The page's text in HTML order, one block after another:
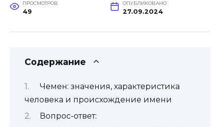
ПРОСМОТРОВ
49
ОПУБЛИКОВАНО
27.09.2024
Содержание
Чемен: значения, характеристика
человека и происхождение имени
Вопрос-ответ: